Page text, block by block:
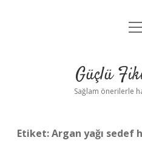
Yasal
Güçlü
Sağlam önerilerle
Etiket:Argan yağı sedef